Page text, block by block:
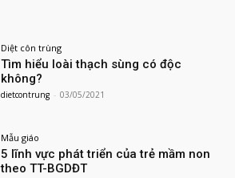
Diệt côn trùng
Tìm hiểu loài thạch sùng có độc
không?
dietcontrung - 03/05/2021
Mẫu giáo
5 lĩnh vực phát triển của trẻ mầm non
theo TT-BGDĐT